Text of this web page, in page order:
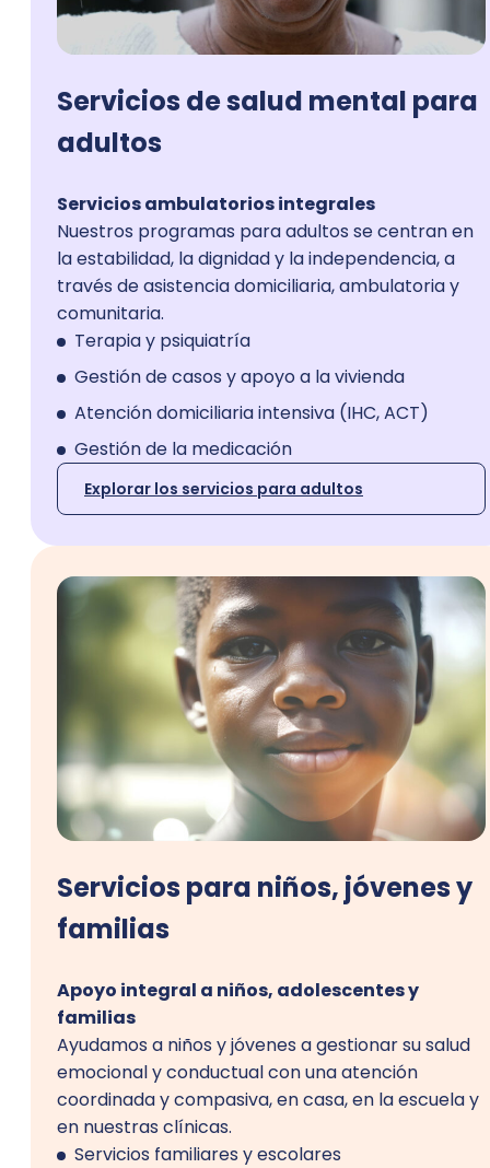
Servicios de salud mental para
adultos
Servicios ambulatorios integrales
Nuestros programas para adultos se centran en
la estabilidad, la dignidad y la independencia, a
través de asistencia domiciliaria, ambulatoria y
comunitaria.
Terapia y psiquiatría
Gestión de casos y apoyo a la vivienda
Atención domiciliaria intensiva (IHC, ACT)
Gestión de la medicación
Explorar los servicios para adultos
Servicios para niños, jóvenes y
familias
Apoyo integral a niños, adolescentes y
familias
Ayudamos a niños y jóvenes a gestionar su salud
emocional y conductual con una atención
coordinada y compasiva, en casa, en la escuela y
en nuestras clínicas.
Servicios familiares y escolares